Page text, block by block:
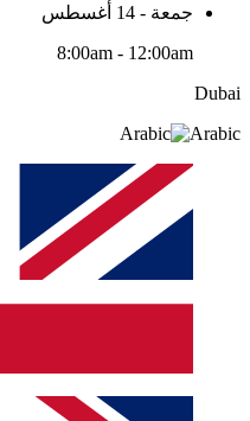
جمعة - 14 أغسطس
8:00am - 12:00am
Dubai
Arabic